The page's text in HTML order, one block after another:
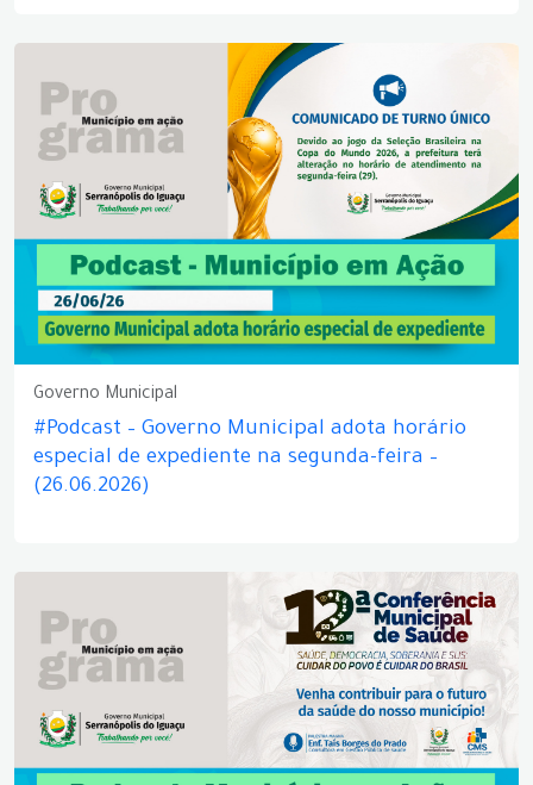
Governo Municipal
#Podcast – Governo Municipal adota horário
especial de expediente na segunda-feira –
(26.06.2026)